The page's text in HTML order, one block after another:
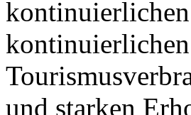
kontinuierlichen
und starken